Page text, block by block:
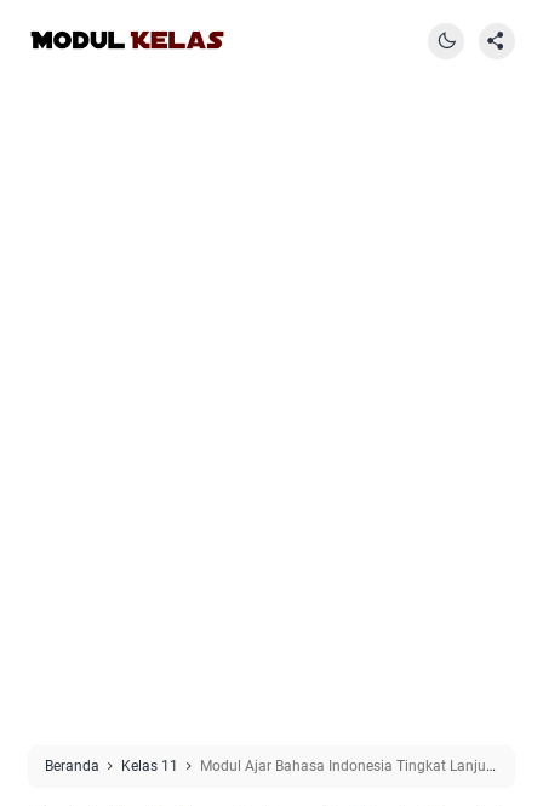
Beranda Kelas 11
Modul Ajar Bahasa Indonesia Tingkat Lanjut